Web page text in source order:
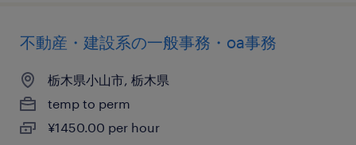
不動産・建設系の一般事務・oa事務
栃木県小山市, 栃木県
temp to perm
¥1450.00 per hour